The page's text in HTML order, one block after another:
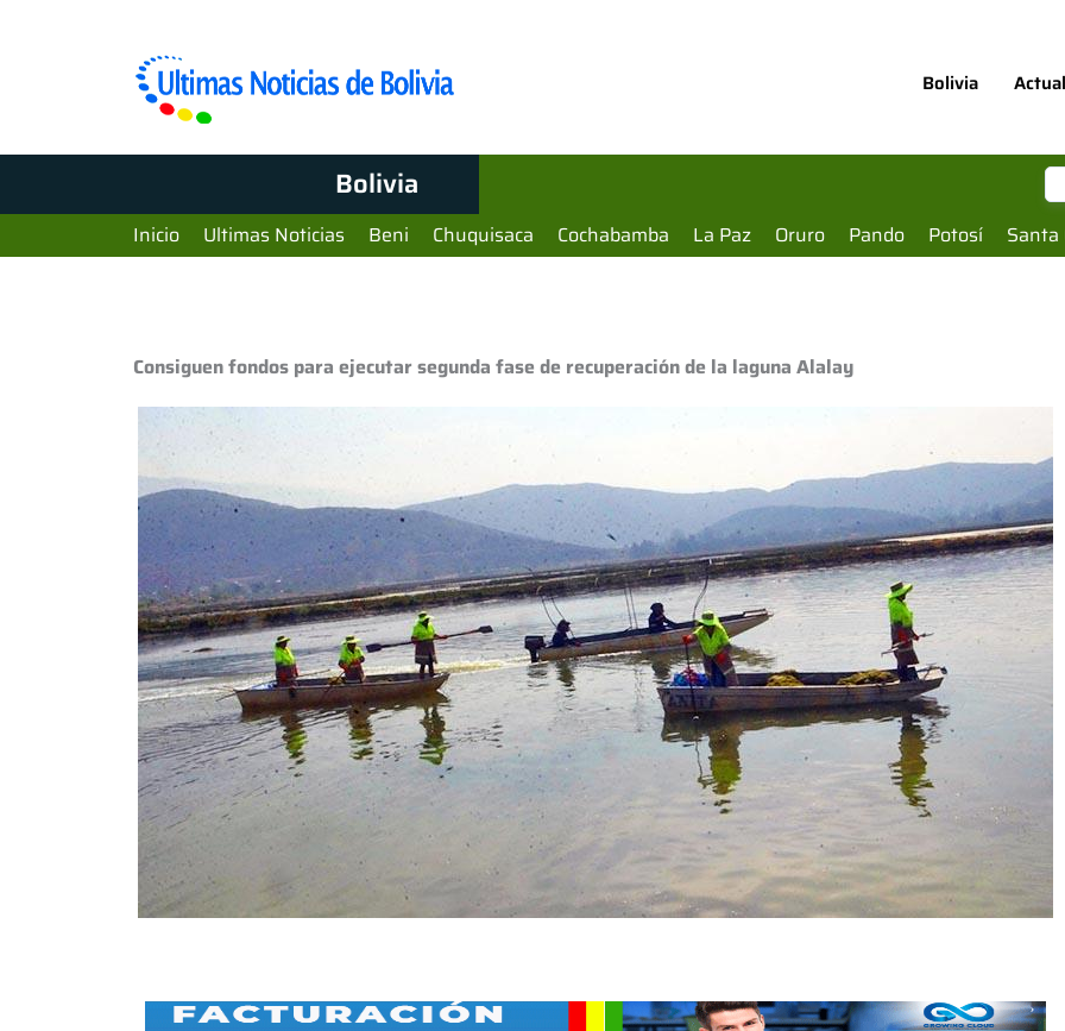
Bolivia
Bolivia
Inicio Ultimas Noticias Beni Chuquisaca Cochabamba La Paz Oruro Pando Potosí Santa
Consiguen fondos para ejecutar segunda fase de recuperación de la laguna Alalay